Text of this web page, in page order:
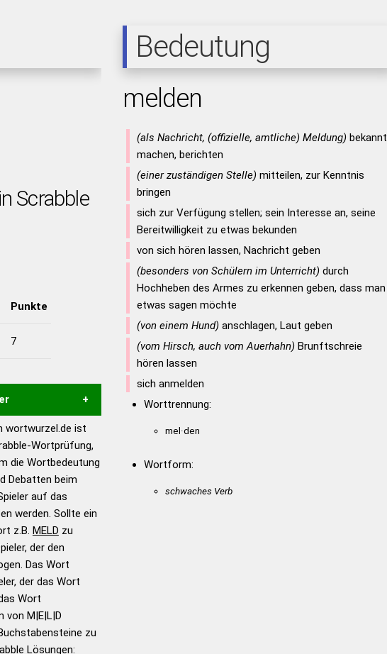
Scrabble
Punkte
7
zu
Wortform, um die
Spiel zu
in 12
und gutes
Grammatik
wortwurzel.de ist
Wortprüfung,
die Wortbedeutung
Debatten beim
auf das
werden. Sollte ein
z.B. MELD zu
der den
Das Wort
der das Wort
Wort
von M|E|L|D
zu
Lösungen:
Bedeutung
melden
(als Nachricht, (offizielle, amtliche) Meldung) bekannt
machen, berichten
(einer zuständigen Stelle) mitteilen, zur Kenntnis
bringen
sich zur Verfügung stellen; sein Interesse an, seine
Bereitwilligkeit zu etwas bekunden
von sich hören lassen, Nachricht geben
(besonders von Schülern im Unterricht) durch
Hochheben des Armes zu erkennen geben, dass man
etwas sagen möchte
(von einem Hund) anschlagen, Laut geben
(vom Hirsch, auch vom Auerhahn) Brunftschreie
hören lassen
sich anmelden
Worttrennung:
mel·den
Wortform:
schwaches Verb